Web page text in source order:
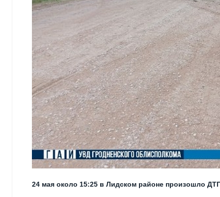
24 мая около 15:25 в Лидском районе произошло